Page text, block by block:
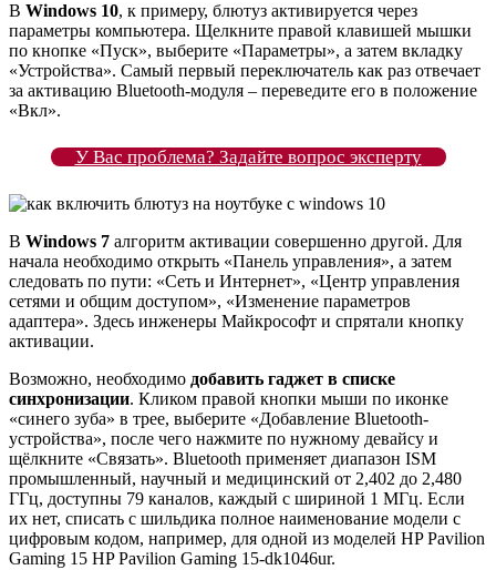
В Windows 10, к примеру, блютуз активируется через
параметры компьютера. Щелкните правой клавишей мышки
по кнопке «Пуск», выберите «Параметры», а затем вкладку
«Устройства». Самый первый переключатель как раз отвечает
за активацию Bluetooth-модуля – переведите его в положение
«Вкл».
У Вас проблема? Задайте вопрос эксперту
В Windows 7 алгоритм активации совершенно другой. Для
начала необходимо открыть «Панель управления», а затем
следовать по пути: «Сеть и Интернет», «Центр управления
сетями и общим доступом», «Изменение параметров
адаптера». Здесь инженеры Майкрософт и спрятали кнопку
активации.
Возможно, необходимо добавить гаджет в списке
синхронизации. Кликом правой кнопки мыши по иконке
«синего зуба» в трее, выберите «Добавление Bluetooth-
устройства», после чего нажмите по нужному девайсу и
щёлкните «Связать». Bluetooth применяет диапазон ISM
промышленный, научный и медицинский от 2,402 до 2,480
ГГц, доступны 79 каналов, каждый с шириной 1 МГц. Если
их нет, списать с шильдика полное наименование модели с
цифровым кодом, например, для одной из моделей HP Pavilion
Gaming 15 HP Pavilion Gaming 15-dk1046ur.